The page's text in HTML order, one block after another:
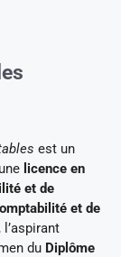
est un
licence en
et de
et de
du Diplôme